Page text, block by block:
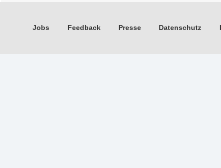
Jobs Feedback Presse Datenschutz